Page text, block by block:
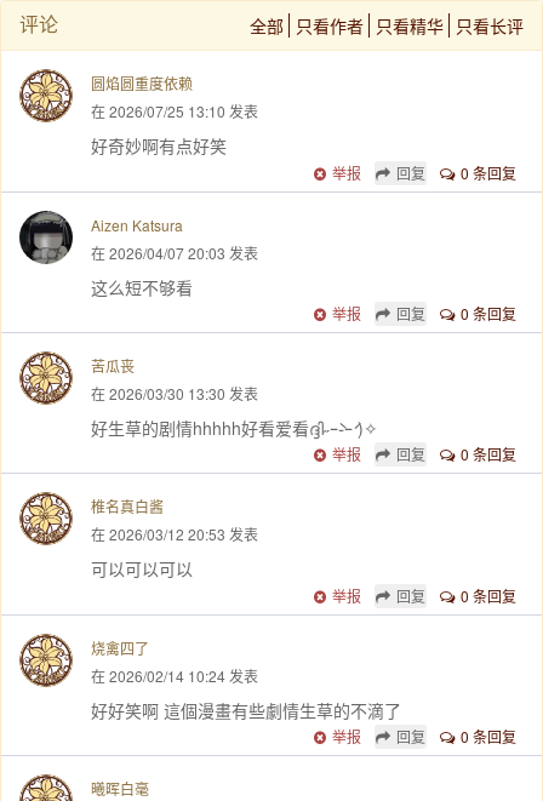
评论 全部 只看作者 只看精华 只看长评
圆焰圆重度依赖
在 2026/07/25 13:10 发表
好奇妙啊有点好笑
0 条回复
回复
举报
Aizen Katsura
在 2026/04/07 20:03 发表
这么短不够看
0 条回复
回复
举报
苦瓜丧
在 2026/03/30 13:30 发表
好生草的剧情hhhhh好看爱看ദ്ദി˶ｰ̀֊ｰ́ )✧
0 条回复
回复
举报
椎名真白酱
在 2026/03/12 20:53 发表
可以可以可以
0 条回复
回复
举报
烧禽四了
在 2026/02/14 10:24 发表
好好笑啊 這個漫畫有些劇情生草的不滴了
0 条回复
回复
举报
曦晖白毫